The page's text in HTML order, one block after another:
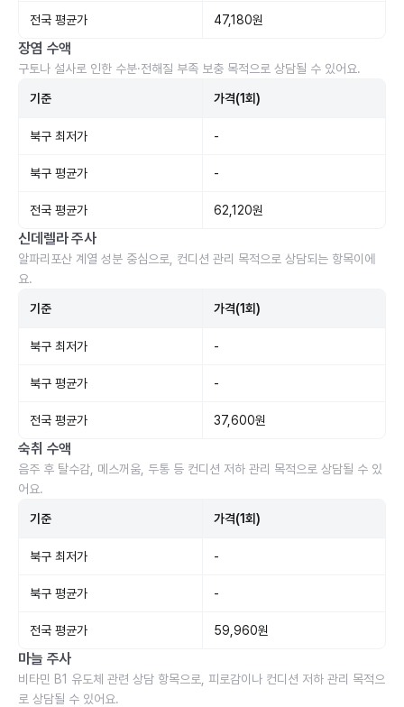
전국 평균가 47,180원
장염 수액
구토나 설사로 인한 수분·전해질 부족 보충 목적으로 상담될 수 있어요.
기준 가격(1회)
북구 최저가 -
북구 평균가 -
전국 평균가 62,120원
신데렐라 주사
알파리포산 계열 성분 중심으로, 컨디션 관리 목적으로 상담되는 항목이에
요.
기준 가격(1회)
북구 최저가 -
북구 평균가 -
전국 평균가 37,600원
숙취 수액
음주 후 탈수감, 메스꺼움, 두통 등 컨디션 저하 관리 목적으로 상담될 수 있
어요.
기준 가격(1회)
북구 최저가 -
북구 평균가 -
전국 평균가 59,960원
마늘 주사
비타민 B1 유도체 관련 상담 항목으로, 피로감이나 컨디션 저하 관리 목적으
로 상담될 수 있어요.